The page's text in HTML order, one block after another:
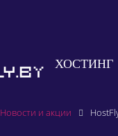
ХОСТИНГ
Новости и акции